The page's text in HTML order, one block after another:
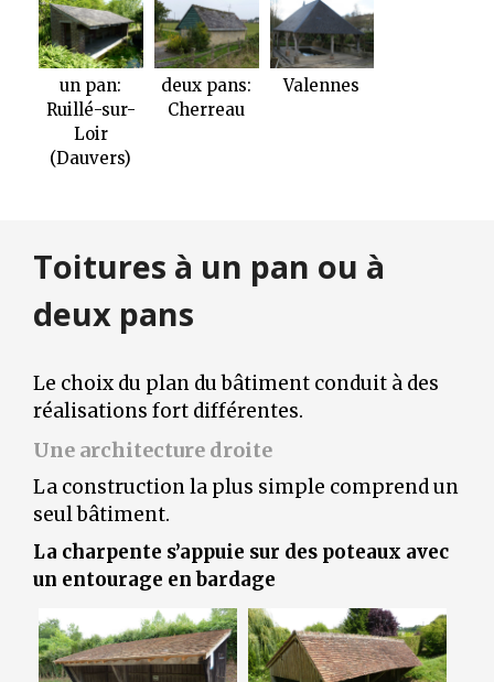
un pan:
Ruillé-sur-
Loir
(Dauvers)
deux pans:
Cherreau
Valennes
Toitures à un pan ou à
deux pans
Le choix du plan du bâtiment conduit à des
réalisations fort différentes.
Une architecture droite
La construction la plus simple comprend un
seul bâtiment.
La charpente s’appuie sur des poteaux avec
un entourage en bardage